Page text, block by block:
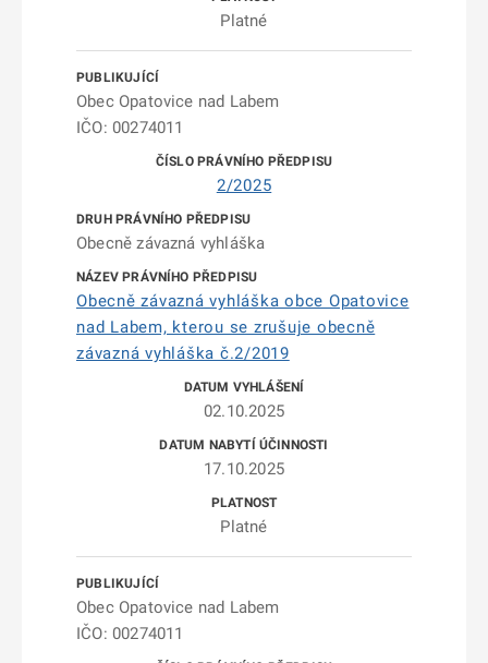
Platné
Obec Opatovice nad Labem
IČO: 00274011
2/2025
Obecně závazná vyhláška
Obecně závazná vyhláška obce Opatovice
nad Labem, kterou se zrušuje obecně
závazná vyhláška č.2/2019
02.10.2025
17.10.2025
Platné
Obec Opatovice nad Labem
IČO: 00274011